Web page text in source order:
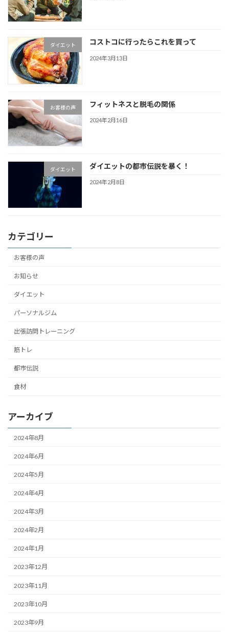
ダイエット コストコに行ったらこれを買って
2024年3月13日
お客様の声 フィットネスと脱毛の関係
2024年2月16日
ダイエット ダイエットの都市伝説を暴く！
2024年2月8日
カテゴリー
お客様の声
お知らせ
ダイエット
パーソナルジム
出張訪問トレーニング
筋トレ
都市伝説
食材
アーカイブ
2024年8月
2024年6月
2024年5月
2024年4月
2024年3月
2024年2月
2024年1月
2023年12月
2023年11月
2023年10月
2023年9月